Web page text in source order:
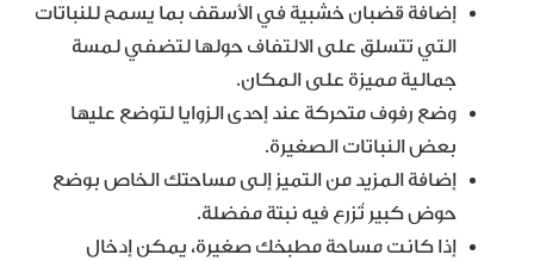
إضافة قضبان خشبية في الأسقف بما يسمح للنباتات
التي تتسلق على الالتفاف حولها لتضفي لمسة
جمالية مميزة على المكان.
وضع رفوف متحركة عند إحدى الزوايا لتوضع عليها
بعض النباتات الصغيرة.
إضافة المزيد من التميز إلى مساحتك الخاص بوضع
حوض كبير تُزرع فيه نبتة مفضلة.
إذا كانت مساحة مطبخك صغيرة، يمكن إدخال